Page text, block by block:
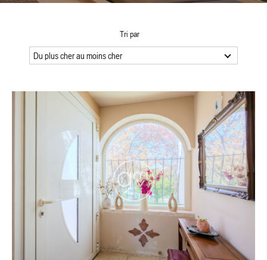
Tri par
Du plus cher au moins cher
Ville